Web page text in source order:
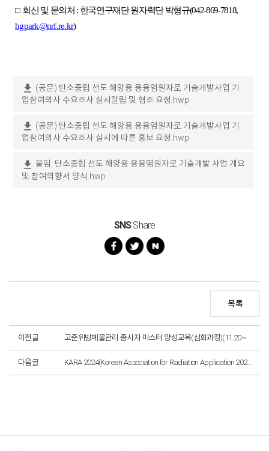
□ 회신 및 문의처 : 한국연구재단 원자력단 박형규(042-869-7818,
hgpark@nrf.re.kr)
download (공문) 탄소중립 선도 해양용 용융염원자로 기술개발사업 기
업참여의사 수요조사 실시알림 및 협조 요청.hwp
download (공문) 탄소중립 선도 해양용 용융염원자로 기술개발사업 기
업참여의사 수요조사 실시에 따른 홍보 요청.hwp
download 붙임. 탄소중립 선도 해양용 용융염원자로 기술개발 사업 개요
및 참여의향서 양식.hwp
SNSShare
목록
이전글 고준위방폐물관리 종사자 마스터 양성교육(심화과정)(11.20~22, 서울)
다음글 KARA 2024(Korean Association for Radiation Application 2024 Annual Meeting)